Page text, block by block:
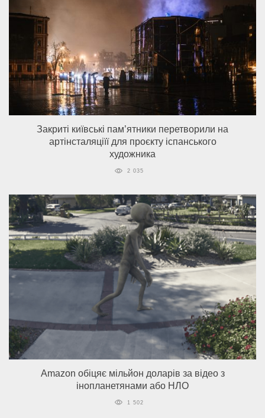
Закриті київські пам’ятники перетворили на
артінсталяціїї для проєкту іспанського
художника
2 035
Amazon обіцяє мільйон доларів за відео з
інопланетянами або НЛО
1 502